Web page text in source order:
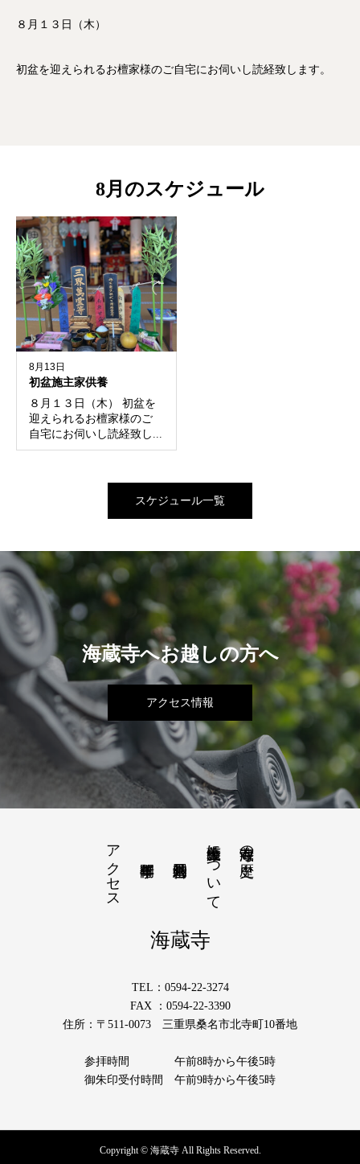
８月１３日（木）
初盆を迎えられるお檀家様のご自宅にお伺いし読経致します。
8月のスケジュール
8月13日
初盆施主家供養
８月１３日（木） 初盆を
迎えられるお檀家様のご
自宅にお伺いし読経致し...
スケジュール一覧
海蔵寺へお越しの方へ
アクセス情報
海蔵寺の歴史
薩摩義士について
アクセス
海蔵寺
TEL：0594-22-3274
FAX ：0594-22-3390
住所：〒511-0073 三重県桑名市北寺町10番地
参拝時間 午前8時から午後5時
御朱印受付時間 午前9時から午後5時
Copyright © 海蔵寺 All Rights Reserved.